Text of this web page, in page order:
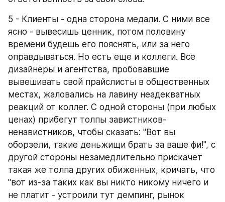
5 - Клиенты - одна сторона медали. С ними все
ясно - вывесишь ценник, потом половину
времени будешь его пояснять, или за него
оправдываться. Но есть еще и коллеги. Все
дизайнеры и агентства, пробовавшие
вывешивать свой прайслисты в общественных
местах, жаловались на лавину неадекватных
реакций от коллег. С одной стороны (при любых
ценах) прибегут толпы завистников-
ненавистников, чтобы сказать: "Вот вы
оборзели, такие деньжищи брать за ваше фи!", с
другой стороны незамедлительно прискачет
такая же толпа других обиженных, кричать, что
"вот из-за таких как вы никто никому ничего и
не платит - устроили тут демпинг, рынок